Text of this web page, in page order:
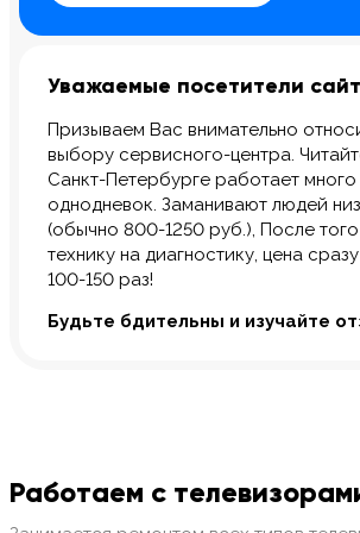
Уважаемые посетители
Призываем Вас внимательно
выбору сервисного-центра.
Санкт-Петербурге работает
однодневок. Заманивают людей
(обычно 800-1250 руб.), После
технику на диагностику, цена
100-150 раз!
Будьте бдительны и изучайте
Работаем с